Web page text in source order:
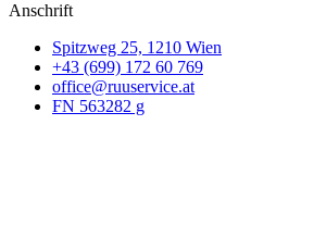
Anschrift
Spitzweg 25, 1210 Wien
+43 (699) 172 60 769
office@ruuservice.at
FN 563282 g